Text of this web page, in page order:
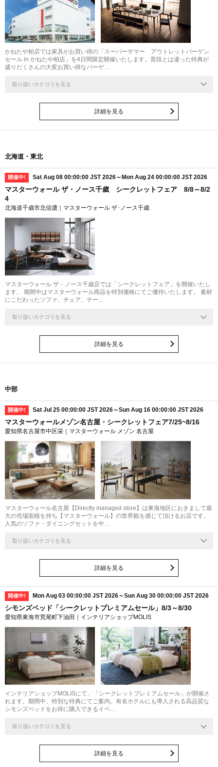
かねたや柏店では家具がお買い得の「スーパーサマー アウトレットバーゲン
セール in かねたや柏店」を4日間限定開催いたします。普段とは違った特典が
盛りだくさんの大変お買い得なバーゲ…
取り扱いカテゴリを見る
詳細を見る
北海道・東北
開催中! Sat Aug 08 00:00:00 JST 2026～Mon Aug 24 00:00:00 JST 2026
マスターウォール ザ・ノース千歳 シークレットフェア 8/8～8/2
4
北海道千歳市北信濃｜マスターウォール ザ･ノース千歳
マスターウォール ザ・ノース千歳店では「シークレットフェア」を開催いたし
ます。 期間中はマスターウォール商品を特別価格にてご優待いたします。 素材
にこだわったソファ、チェア、テー…
取り扱いカテゴリを見る
詳細を見る
中部
開催中! Sat Jul 25 00:00:00 JST 2026～Sun Aug 16 00:00:00 JST 2026
マスターウォールメゾン名古屋・シークレットフェア7/25~8/16
愛知県名古屋市中区栄｜マスターウォール メゾン 名古屋
マスターウォール名古屋【Directly managed store】は東海地区におきまして最
大の売場面積を持ち【マスターウォール】の世界観を感じて頂けるお店です。
人気のソファ・ダイニングセットを中…
取り扱いカテゴリを見る
詳細を見る
開催中! Mon Aug 03 00:00:00 JST 2026～Sun Aug 30 00:00:00 JST 2026
シモンズベッド「シークレットプレミアムセール」8/3～8/30
愛知県東海市荒尾町下油田｜インテリアショップMOLIS
インテリアショップMOLISにて、「シークレットプレミアムセール」が開催さ
れます。期間中、特別な特典にてご案内。有名ホテルにも導入される高品質な
シモンズベッドをお得に購入できるイベ…
取り扱いカテゴリを見る
詳細を見る